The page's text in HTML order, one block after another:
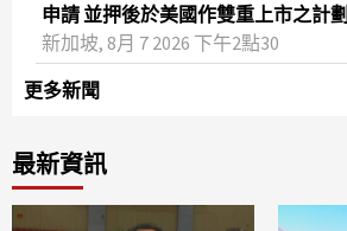
申請 並押後於美國作雙重上市之計劃
新加坡, 8月 7 2026 下午2點30
更多新聞
最新資訊